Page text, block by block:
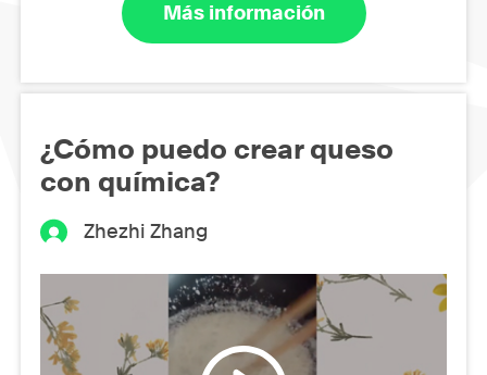
Más información
¿Cómo puedo crear queso
con química?
Zhezhi Zhang